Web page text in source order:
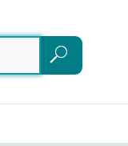
Szukaj
Szukaj